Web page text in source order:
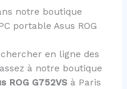
notre boutique
portable Asus ROG
en ligne des
à notre boutique
ROG G752VSà Paris